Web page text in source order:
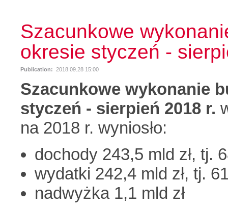
Szacunkowe
okresie styczeń -
Publication: 2018.09.28 15:00
Szacunkowe wykonanie
styczeń - sierpień 2018 r.
na 2018 r. wyniosło:
dochody 243,5 mld zł, tj.
wydatki 242,4 mld zł, tj.
nadwyżka 1,1 mld zł